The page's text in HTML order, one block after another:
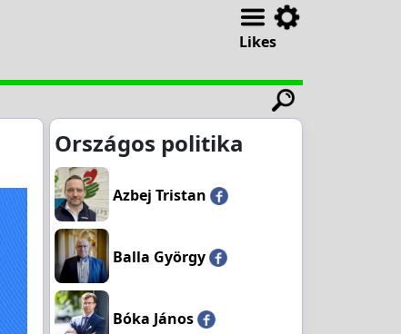
Likes
Országos politika
Azbej Tristan
Balla György
Bóka János